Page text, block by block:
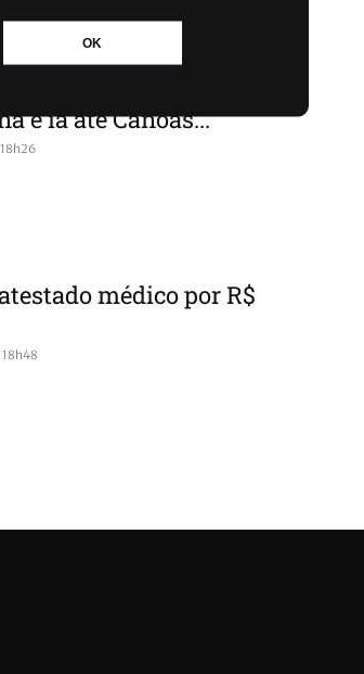
OK
foragido, criminoso
e ia até Canoas...
médico por R$